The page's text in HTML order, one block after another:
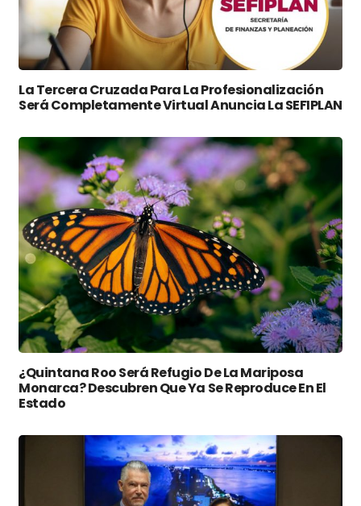
La Tercera Cruzada Para La Profesionalización
Será Completamente Virtual Anuncia La SEFIPLAN
¿Quintana Roo Será Refugio De La Mariposa
Monarca? Descubren Que Ya Se Reproduce En El
Estado